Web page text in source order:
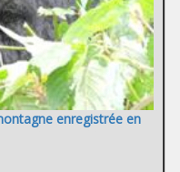
enregistrée en